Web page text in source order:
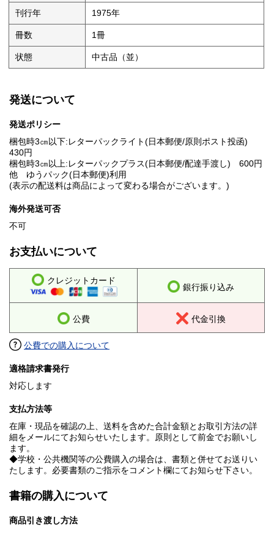
刊行年 1975年
冊数 1冊
状態 中古品（並）
発送について
発送ポリシー
梱包時3㎝以下:レターパックライト(日本郵便/原則ポスト投函)
430円
梱包時3㎝以上:レターパックプラス(日本郵便/配達手渡し) 600円
他 ゆうパック(日本郵便)利用
(表示の配送料は商品によって変わる場合がございます。)
海外発送可否
不可
お支払いについて
クレジットカード
銀行振り込み
公費 代金引換
公費での購入について
適格請求書発行
対応します
支払方法等
在庫・現品を確認の上、送料を含めた合計金額とお取引方法の詳
細をメールにてお知らせいたします。原則として前金でお願いし
ます。
◆学校・公共機関等の公費購入の場合は、書類と併せてお送りい
たします。必要書類のご指示をコメント欄にてお知らせ下さい。
書籍の購入について
商品引き渡し方法